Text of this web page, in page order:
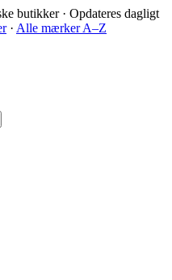
butikker · Opdateres dagligt
· Alle mærker A–Z